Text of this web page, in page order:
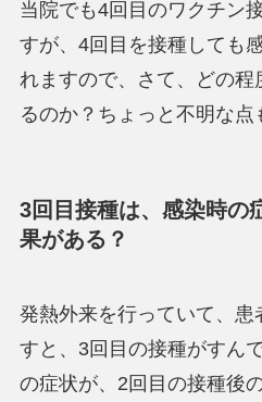
当院でも4回目のワクチン
すが、 4回目を接種しても
れますので、さて、どの程
るのか？ちょっと不明な点
3回目接種は、感染時の
果がある？
発熱外来を行っていて、患
すと、 3回目の接種がすん
の症状が、2回目の接種後